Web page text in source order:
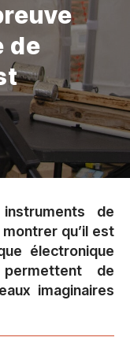
de
de
qu’il est
électronique
de
imaginaires